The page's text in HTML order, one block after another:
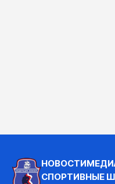
НОВОСТИ
СПОРТИВНЫЕ